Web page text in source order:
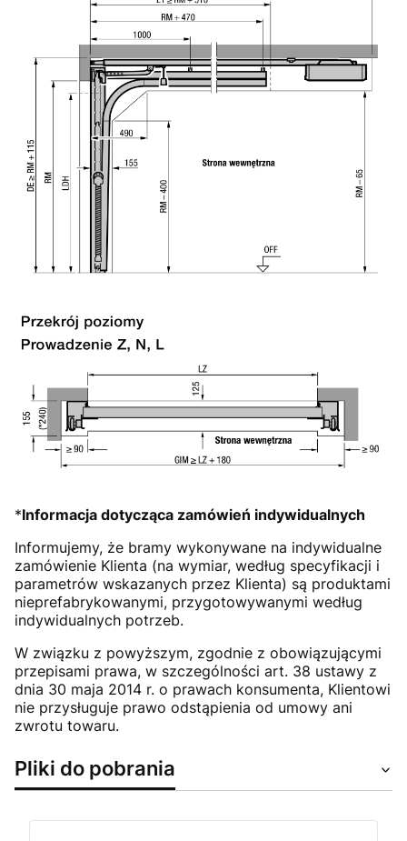
*Informacja dotycząca zamówień indywidualnych
Informujemy, że bramy wykonywane na indywidualne
zamówienie Klienta (na wymiar, według specyfikacji i
parametrów wskazanych przez Klienta) są produktami
nieprefabrykowanymi, przygotowywanymi według
indywidualnych potrzeb.
W związku z powyższym, zgodnie z obowiązującymi
przepisami prawa, w szczególności art. 38 ustawy z
dnia 30 maja 2014 r. o prawach konsumenta, Klientowi
nie przysługuje prawo odstąpienia od umowy ani
zwrotu towaru.
Pliki do pobrania